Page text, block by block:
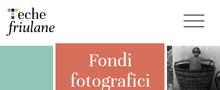
Fondi
fotografici